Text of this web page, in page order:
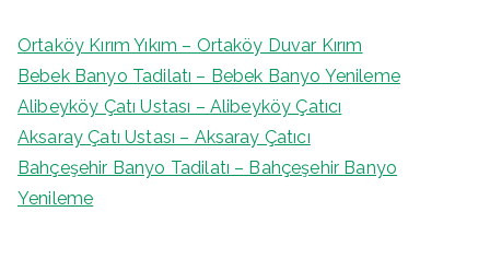
Ortaköy Kırım Yıkım – Ortaköy Duvar Kırım
Bebek Banyo Tadilatı – Bebek Banyo Yenileme
Alibeyköy Çatı Ustası – Alibeyköy Çatıcı
Aksaray Çatı Ustası – Aksaray Çatıcı
Bahçeşehir Banyo Tadilatı – Bahçeşehir Banyo
Yenileme